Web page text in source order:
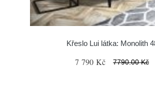
Křeslo Lui látka: Monolith
7 790 Kč 7790.00 Kč